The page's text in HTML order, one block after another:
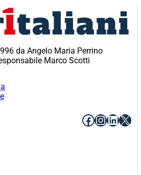
da Angelo Maria Perrino
Marco Scotti
Facebook
X